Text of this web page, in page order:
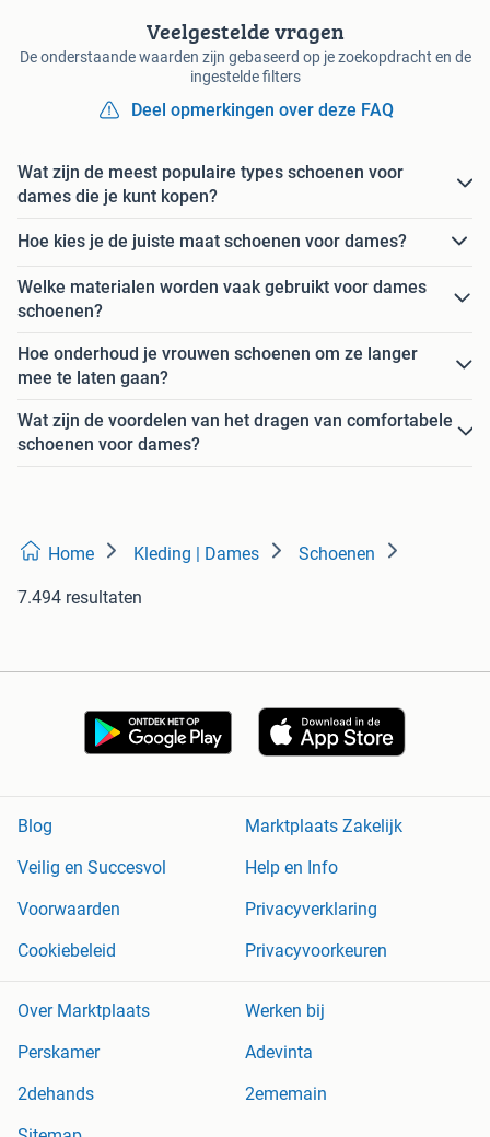
Veelgestelde vragen
De onderstaande waarden zijn gebaseerd op je zoekopdracht en de
ingestelde filters
Deel opmerkingen over deze FAQ
Wat zijn de meest populaire types schoenen voor
dames die je kunt kopen?
Hoe kies je de juiste maat schoenen voor dames?
Welke materialen worden vaak gebruikt voor dames
schoenen?
Hoe onderhoud je vrouwen schoenen om ze langer
mee te laten gaan?
Wat zijn de voordelen van het dragen van comfortabele
schoenen voor dames?
Home Kleding | Dames Schoenen
7.494 resultaten
Blog
Marktplaats Zakelijk
Veilig en Succesvol
Help en Info
Voorwaarden
Privacyverklaring
Cookiebeleid
Privacyvoorkeuren
Over Marktplaats
Werken bij
Perskamer
Adevinta
2dehands
2ememain